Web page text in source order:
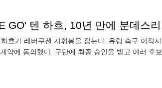
흐가 레버쿠젠 지휘봉을 잡는다. 유럽 축구 이적
약에 동의했다. 구단에 최종 승인을 받고 여러 후